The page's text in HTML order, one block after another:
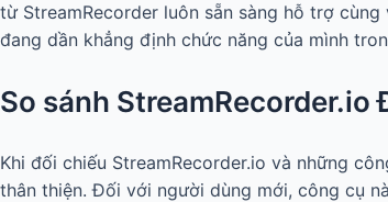
từ StreamRecorder luôn sẵn sàng hỗ trợ
đang dần khẳng định chức năng của mình
So sánh
Khi đối chiếu StreamRecorder.io và những
thân thiện. Đối với người dùng mới, công cụ